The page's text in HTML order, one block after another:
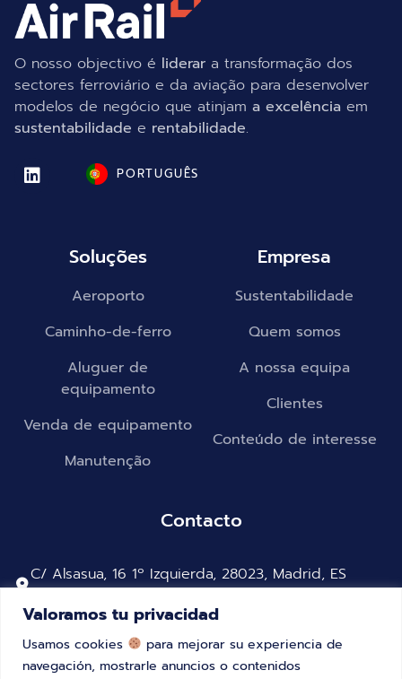
Valoramos tu privacidad
Usamos cookies
para mejorar su experiencia de
navegación, mostrarle anuncios o contenidos
O nosso objectivo é liderar a transformação dos
sectores ferroviário e da aviação para desenvolver
modelos de negócio que atinjam a excelência em
sustentabilidade e rentabilidade.
PORTUGUÊS
Soluções
Aeroporto
Caminho-de-ferro
Aluguer de
equipamento
Venda de equipamento
Manutenção
Empresa
Sustentabilidade
Quem somos
A nossa equipa
Clientes
Conteúdo de interesse
Contacto
C/ Alsasua, 16 1º Izquierda, 28023, Madrid, ES
+34 91 323 46 29
+351 218700275